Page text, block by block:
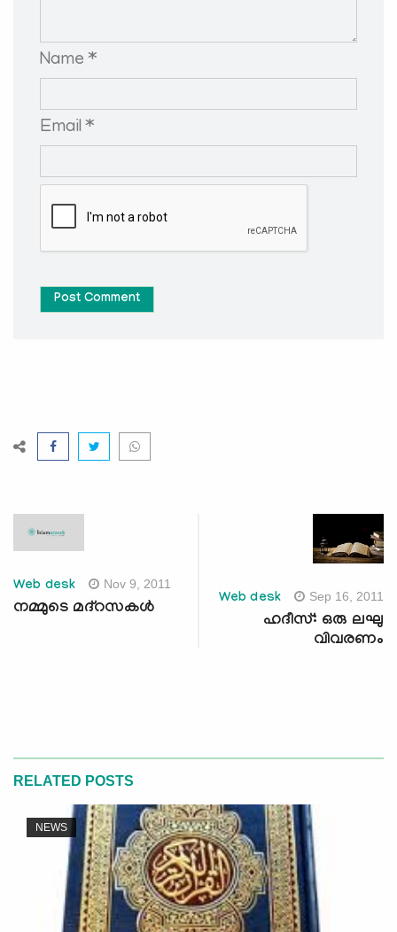
Name *
Email *
Post Comment
Web desk Nov 9, 2011
നമ്മുടെ മദ്‌റസകള്‍
Web desk Sep 16, 2011
ഹദീസ്: ഒരു ലഘു
വിവരണം
RELATED POSTS
NEWS